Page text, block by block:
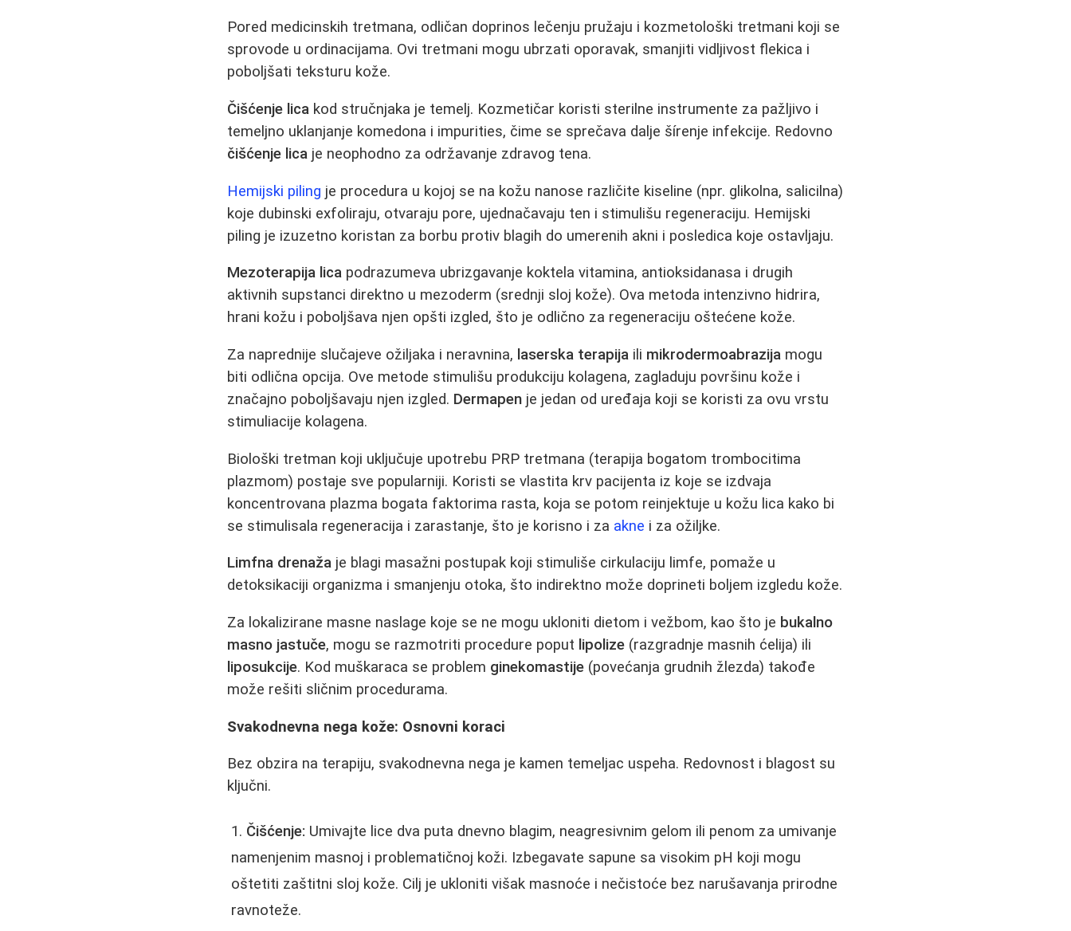
Pored medicinskih tretmana, odličan doprinos lečenju pružaju i kozmetološki tretmani koji se
sprovode u ordinacijama. Ovi tretmani mogu ubrzati oporavak, smanjiti vidljivost flekica i
poboljšati teksturu kože.
Čišćenje lica kod stručnjaka je temelj. Kozmetičar koristi sterilne instrumente za pažljivo i
temeljno uklanjanje komedona i impurities, čime se sprečava dalje šírenje infekcije. Redovno
čišćenje lica je neophodno za održavanje zdravog tena.
Hemijski piling je procedura u kojoj se na kožu nanose različite kiseline (npr. glikolna, salicilna)
koje dubinski exfoliraju, otvaraju pore, ujednačavaju ten i stimulišu regeneraciju. Hemijski
piling je izuzetno koristan za borbu protiv blagih do umerenih akni i posledica koje ostavljaju.
Mezoterapija lica podrazumeva ubrizgavanje koktela vitamina, antioksidanasa i drugih
aktivnih supstanci direktno u mezoderm (srednji sloj kože). Ova metoda intenzivno hidrira,
hrani kožu i poboljšava njen opšti izgled, što je odlično za regeneraciju oštećene kože.
Za naprednije slučajeve ožiljaka i neravnina, laserska terapija ili mikrodermoabrazija mogu
biti odlična opcija. Ove metode stimulišu produkciju kolagena, zagladuju površinu kože i
značajno poboljšavaju njen izgled. Dermapen je jedan od uređaja koji se koristi za ovu vrstu
stimuliacije kolagena.
Biološki tretman koji uključuje upotrebu PRP tretmana (terapija bogatom trombocitima
plazmom) postaje sve popularniji. Koristi se vlastita krv pacijenta iz koje se izdvaja
koncentrovana plazma bogata faktorima rasta, koja se potom reinjektuje u kožu lica kako bi
se stimulisala regeneracija i zarastanje, što je korisno i za akne i za ožiljke.
Limfna drenaža je blagi masažni postupak koji stimuliše cirkulaciju limfe, pomaže u
detoksikaciji organizma i smanjenju otoka, što indirektno može doprineti boljem izgledu kože.
Za lokalizirane masne naslage koje se ne mogu ukloniti dietom i vežbom, kao što je bukalno
masno jastuče, mogu se razmotriti procedure poput lipolize (razgradnje masnih ćelija) ili
liposukcije. Kod muškaraca se problem ginekomastije (povećanja grudnih žlezda) takođe
može rešiti sličnim procedurama.
Svakodnevna nega kože: Osnovni koraci
Bez obzira na terapiju, svakodnevna nega je kamen temeljac uspeha. Redovnost i blagost su
ključni.
Čišćenje: Umivajte lice dva puta dnevno blagim, neagresivnim gelom ili penom za umivanje
namenjenim masnoj i problematičnoj koži. Izbegavate sapune sa visokim pH koji mogu
oštetiti zaštitni sloj kože. Cilj je ukloniti višak masnoće i nečistoće bez narušavanja prirodne
ravnoteže.